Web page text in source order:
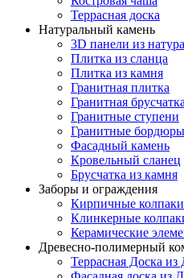
Террасная доска
Натуральный камень
3D панели из
Плитка из сланца
Плитка из камня
Гранитная плитка
Гранитная брусчатка
Гранитные ступени
Гранитные бордюры
Фасадный камень
Кровельный сланец
Брусчатка из камня
Заборы и ограждения
Кирпичные колпаки
Клинкерные
Керамические
Древесно-полимерный
Террасная Доска